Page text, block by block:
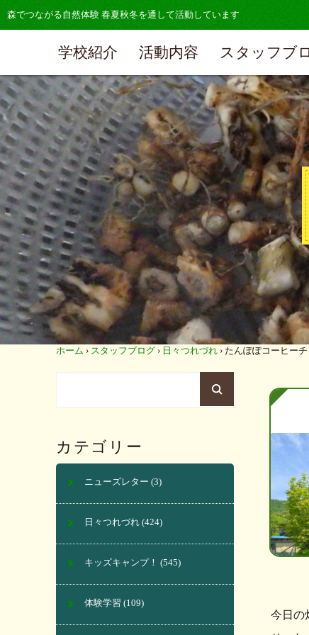
森でつながる自然体験 春夏秋冬を通して活動しています
学校紹介 活動内容 スタッフブ
ホーム › スタッフブログ › 日々つれづれ › たんぽぽコーヒー
今日の
カテゴリー
ニューズレター (3)
日々つれづれ (424)
キッズキャンプ！ (545)
体験学習 (109)